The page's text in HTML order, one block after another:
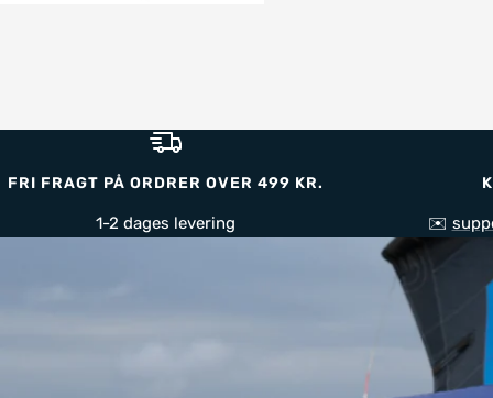
FRI FRAGT PÅ ORDRER OVER 499 KR.
1-2 dages levering ✉️